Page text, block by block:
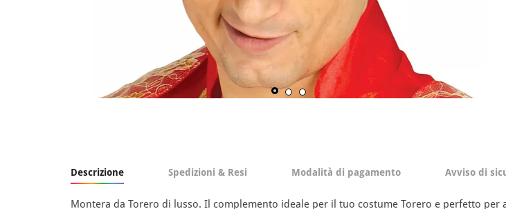
Descrizione Spedizioni & Resi Modalità di pagamento Avviso di
Montera da Torero di lusso. Il complemento ideale per il tuo costume Torero e perfetto per